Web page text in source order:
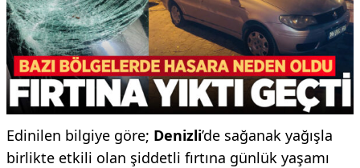
Edinilen bilgiye göre; Denizli’de sağanak yağışla
birlikte etkili olan şiddetli fırtına günlük yaşamı